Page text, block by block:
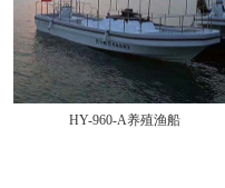
HY-960-A养殖渔船